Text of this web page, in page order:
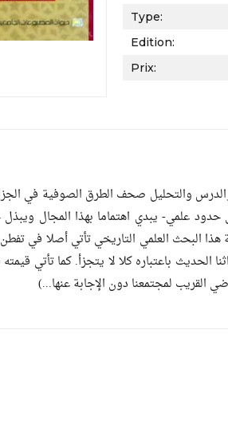
Type:
Edition:
Prix:
والتحليل صحف الطرق الصوفية في
في حدود علمي- يبدي اهتماما بهذا المجال ويبذل
البحث العلمي التاريخي تأتي أصلا في
الحديث باعتباره كلا لا يتجزأ. كما تأتي
القريب لمجتمعنا دون الإجابة عنها...)